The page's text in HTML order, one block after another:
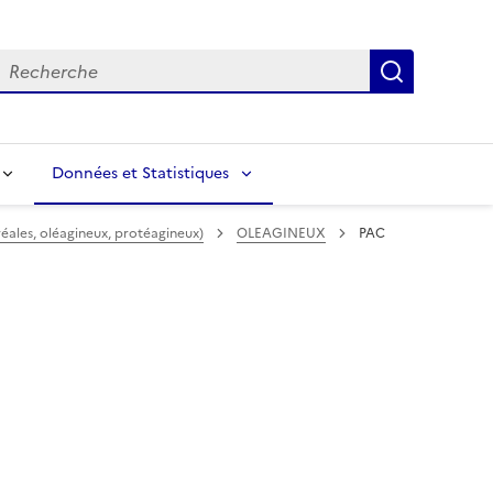
Données et Statistiques
oléagineux, protéagineux) OLEAGINEUX PAC